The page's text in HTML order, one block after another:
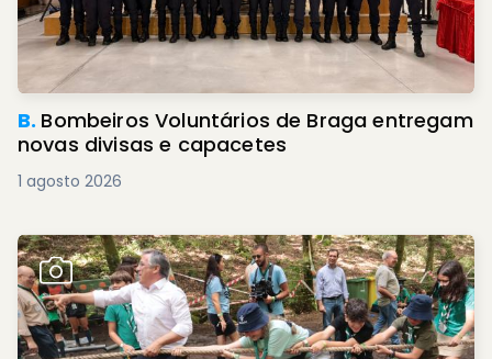
B. Bombeiros Voluntários de Braga entregam
novas divisas e capacetes
1 agosto 2026